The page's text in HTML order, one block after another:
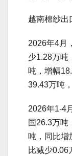
越南棉纱出
2026年4月
少1.28万吨
吨，增幅
39.43万吨
2026年1-4
国26.3万吨
吨，同比增
比减少0.06